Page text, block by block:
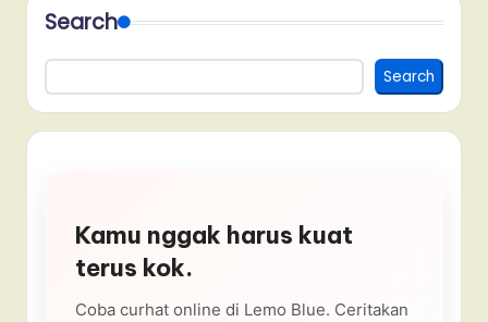
Search
Search
Kamu nggak harus kuat
terus kok.
Coba curhat online di Lemo Blue. Ceritakan